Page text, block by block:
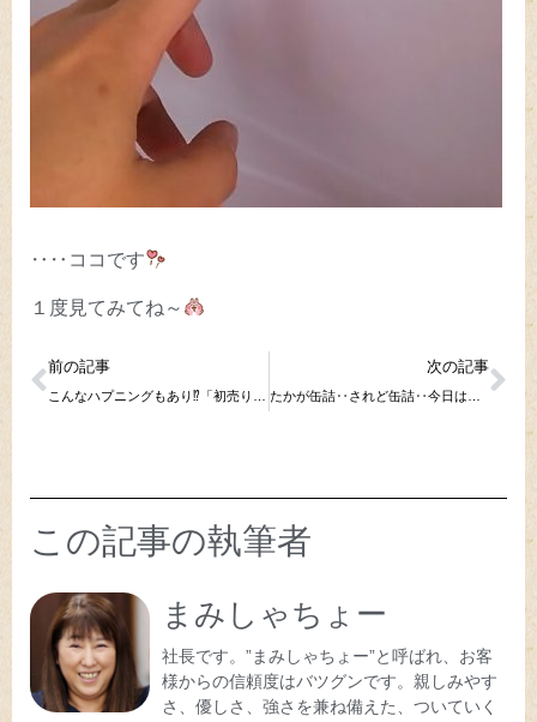
‥‥ココです
１度見てみてね～
前の記事 次の記事
この記事の執筆者
まみしゃちょー
社長です。”まみしゃちょー”と呼ばれ、お客
様からの信頼度はバツグンです。親しみやす
さ、優しさ、強さを兼ね備えた、ついていく